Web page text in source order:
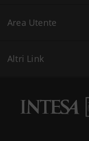
Area Utente
Altri Link